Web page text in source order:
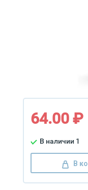
64.00 ₽
В наличии 1
В